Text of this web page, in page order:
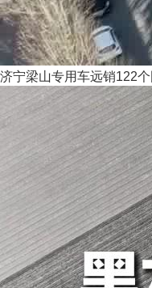
济宁梁山专用车远销122